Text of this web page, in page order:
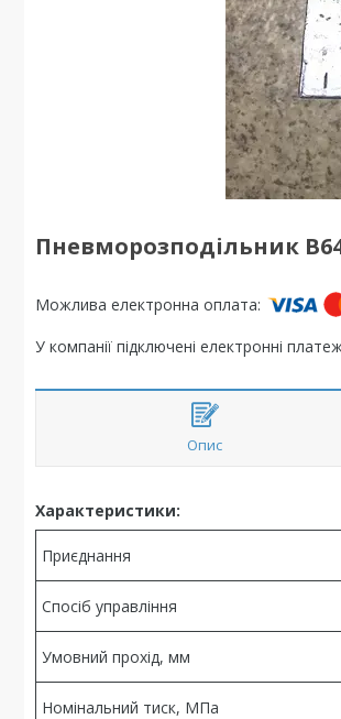
Пневморозподільник
У компанії підключені електронні
Опис
Характеристики:
Приєднання
Спосіб управління
Умовний прохід, мм
Номінальний тиск, МПа